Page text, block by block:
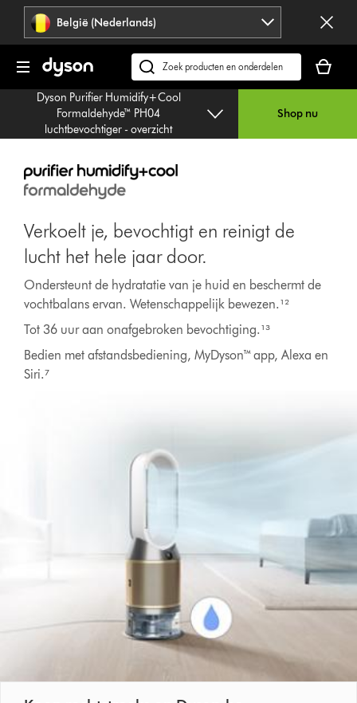
Navigatie
overslaan
België (Nederlands)
Zoek
op
dyson.be
is
Dyson Purifier Humidify+Cool
Formaldehyde™ PH04
luchtbevochtiger - overzicht
Shop nu
Verkoelt je, bevochtigt en reinigt de
lucht het hele jaar door.
Ondersteunt de hydratatie van je huid en beschermt de
vochtbalans ervan. Wetenschappelijk bewezen.¹²
Tot 36 uur aan onafgebroken bevochtiging.¹³
Bedien met afstandsbediening, MyDyson™ app, Alexa en
Siri.⁷